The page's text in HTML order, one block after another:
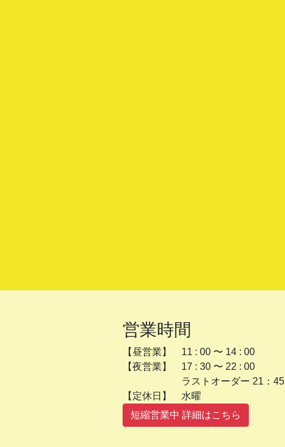
営業時間
【昼営業】 11 : 00 〜 14 : 00
【夜営業】 17 : 30 〜 22 : 00
ラストオーダー 21：45
【定休日】 水曜
短縮営業中 詳細はこちら